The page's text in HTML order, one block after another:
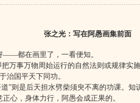
张之光：写在阿愚画集前面
——都在画里了，一看便知。
万事万物周始运行的自然法则或规律实
治国平天下同功。
”则是后天担水劈柴须臾不离的功课。
心，身体力行，阿愚会成正果的。